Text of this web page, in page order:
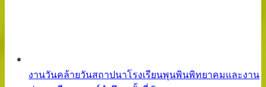
งานวันคล้ายวันสถาปนาโรงเรียนพุนพินพิทยาคมและงาน